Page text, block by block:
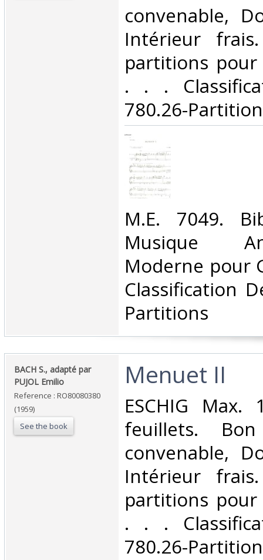
convenable,
Intérieur
partitions pour
. . .
780.26-
‎M.E. 7049.
Musique
Moderne pour
Classification
Partitions‎
‎BACH S., adapté par
PUJOL Emilio‎
Reference : RO80080380
(1959)
See the book
‎Menuet II‎
‎ESCHIG Max.
feuillets.
convenable,
Intérieur
partitions pour
. . .
780.26-